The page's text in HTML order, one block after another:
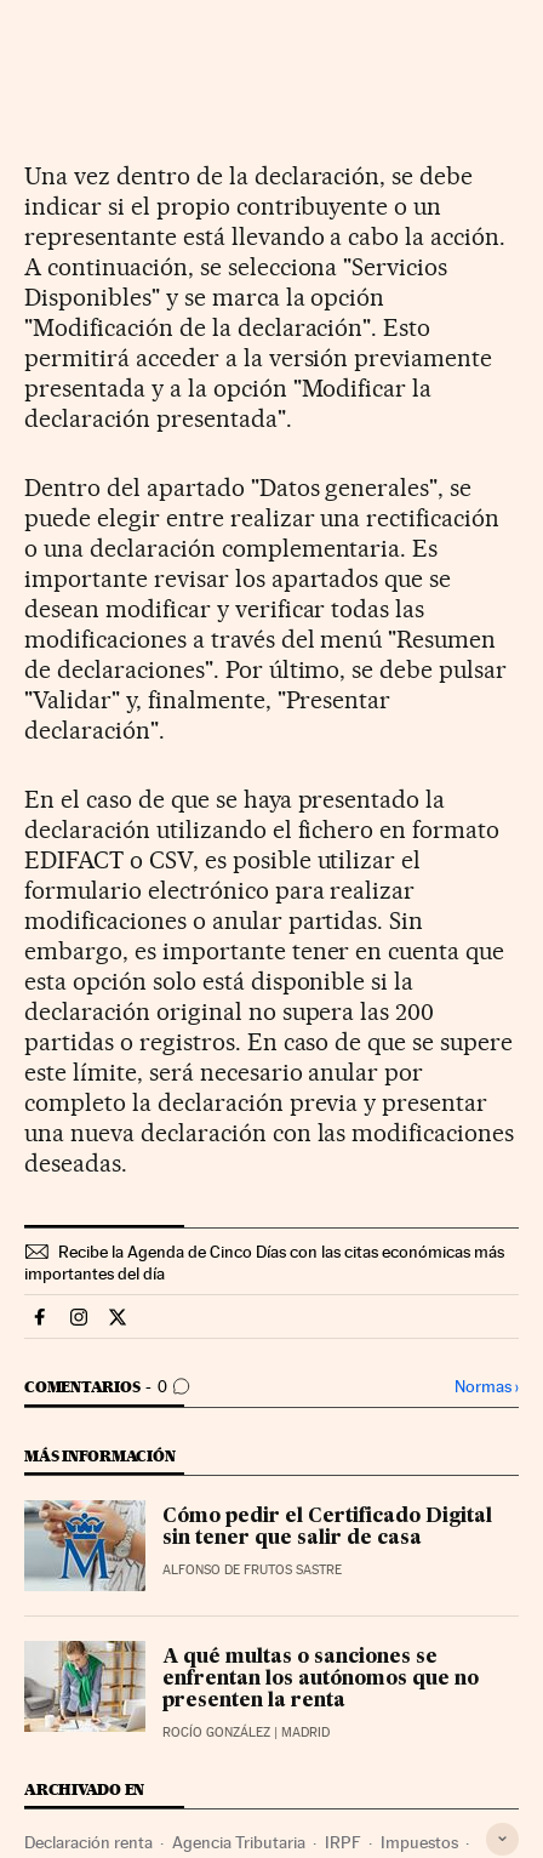
Una vez dentro de la declaración, se debe
indicar si el propio contribuyente o un
representante está llevando a cabo la acción.
A continuación, se selecciona "Servicios
Disponibles" y se marca la opción
"Modificación de la declaración". Esto
permitirá acceder a la versión previamente
presentada y a la opción "Modificar la
declaración presentada".
Dentro del apartado "Datos generales", se
puede elegir entre realizar una rectificación
o una declaración complementaria. Es
importante revisar los apartados que se
desean modificar y verificar todas las
modificaciones a través del menú "Resumen
de declaraciones". Por último, se debe pulsar
"Validar" y, finalmente, "Presentar
declaración".
En el caso de que se haya presentado la
declaración utilizando el fichero en formato
EDIFACT o CSV, es posible utilizar el
formulario electrónico para realizar
modificaciones o anular partidas. Sin
embargo, es importante tener en cuenta que
esta opción solo está disponible si la
declaración original no supera las 200
partidas o registros. En caso de que se supere
este límite, será necesario anular por
completo la declaración previa y presentar
una nueva declaración con las modificaciones
deseadas.
Recibe la Agenda de Cinco Días con las citas económicas más
importantes del día
Declaracion Renta Cinco Días en Facebook
Declaracion Renta Cinco Días en Instagram
Declaracion Renta Cinco Días en Twitter
COMENTARIOS 0
IR A LOS COMENTARIOS Normas›
MÁS INFORMACIÓN
Cómo pedir el Certificado Digital
sin tener que salir de casa
ALFONSO DE FRUTOS SASTRE
A qué multas o sanciones se
enfrentan los autónomos que no
presenten la renta
ROCÍO GONZÁLEZ | MADRID
ARCHIVADO EN
Declaración renta Agencia Tributaria IRPF Impuestos